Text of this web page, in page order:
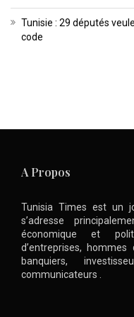
Tunisie : 29 députés
code
A Propos
Tunisia Times est un
s’adresse
économique et
d’entreprises, hommes
banquiers,
communicateurs .